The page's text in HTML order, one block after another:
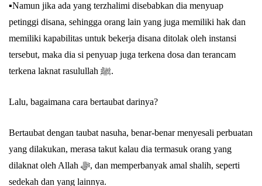
▪️Namun jika ada yang terzhalimi disebabkan dia menyuap
petinggi disana, sehingga orang lain yang juga memiliki hak dan
memiliki kapabilitas untuk bekerja disana ditolak oleh instansi
tersebut, maka dia si penyuap juga terkena dosa dan terancam
terkena laknat rasulullah ﷺ.
Lalu, bagaimana cara bertaubat darinya?
Bertaubat dengan taubat nasuha, benar-benar menyesali perbuatan
yang dilakukan, merasa takut kalau dia termasuk orang yang
dilaknat oleh Allah ﷻ, dan memperbanyak amal shalih, seperti
sedekah dan yang lainnya.